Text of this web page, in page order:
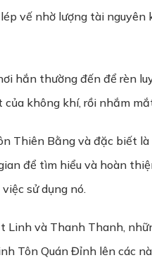
vế nhờ lượng tài nguyên
hắn thường đến để rèn
của không khí, rồi nhắm
Thiên Bằng và đặc biết
để tìm hiểu và hoàn
sử dụng nó.
Linh và Thanh Thanh,
Tôn Quán Đỉnh lên các